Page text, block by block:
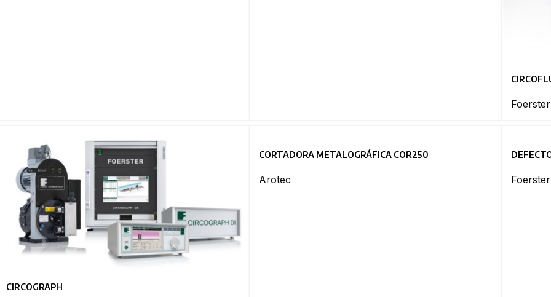
Foerster
CIRCOGRAPH
CORTADORA METALOGRÁFICA COR250
Arotec Foerster